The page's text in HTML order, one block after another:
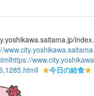
https://
l ★今日の給食★